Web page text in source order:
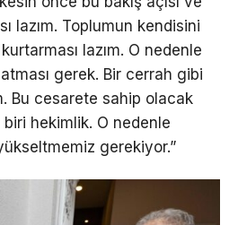
lazım. Toplumun kendisini
lazım. O nedenle
gerek. Bir cerrah gibi
Bu cesarete sahip olacak
hekimlik. O nedenle
gerekiyor.”